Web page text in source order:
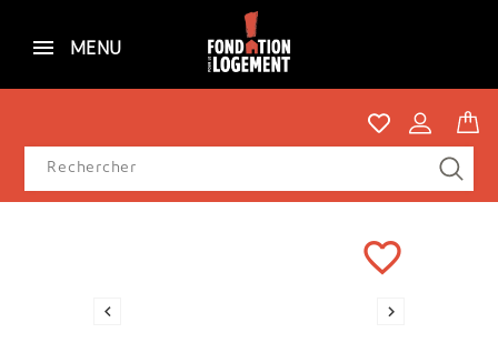
MENU
favorite_border
 